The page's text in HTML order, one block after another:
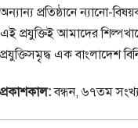
অন্যান্য প্রতিষ্ঠানে ন্যানো-
এই প্রযুক্তিই আমাদের
প্রযুক্তিসমৃৃদ্ধ এক বাংলাদেশ
প্রকাশকাল:বন্ধন, ৬৭তম